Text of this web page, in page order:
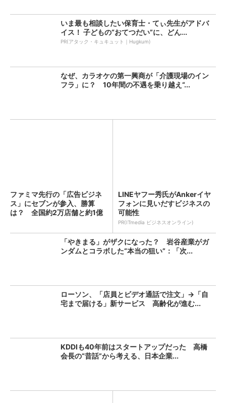
いま最も相談したい保育士・てぃ先生がアドバ
イス！ 子どもの“おてつだい”に、どん...
PR(アタック・キュキュット｜Hugkum)
なぜ、カラオケの第一興商が「介護現場のイン
フラ」に？ 10年間の不遇を乗り越え“...
ファミマ先行の「広告ビジネ
ス」にセブンが参入、勝算
は？ 全国約2万店舗と約1億
LINEヤフー秀氏がAnkerイヤ
フォンに見いだすビジネスの
可能性
PR(ITmedia ビジネスオンライン)
「やきまる」がザクになった？ 岩谷産業がガ
ンダムとコラボした“本当の狙い”：「次...
ローソン、「店員とビデオ通話で注文」→「自
宅まで届ける」新サービス 高齢化が進む...
KDDIも40年前はスタートアップだった 高橋
会長の“昔話”から考える、日本企業...